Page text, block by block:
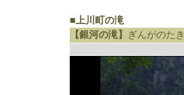
■上川町の滝
【銀河の滝】
ぎんがのたき